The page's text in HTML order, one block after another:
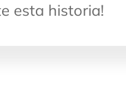
esta historia!